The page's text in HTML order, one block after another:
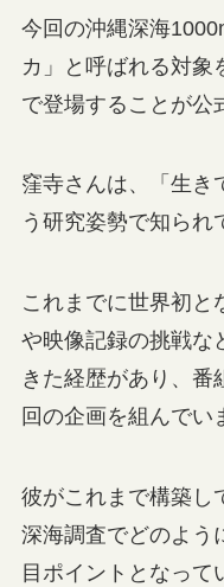
今回の沖縄深海
カ」と呼ばれる対象
で登場することが公
窪寺さんは、「生き
う研究姿勢で知られ
これまでに世界初と
や映像記録の挑戦な
きた経歴があり、番
回の企画を組んでい
彼がこれまで構築し
深海調査でどのよう
目ポイントとなって